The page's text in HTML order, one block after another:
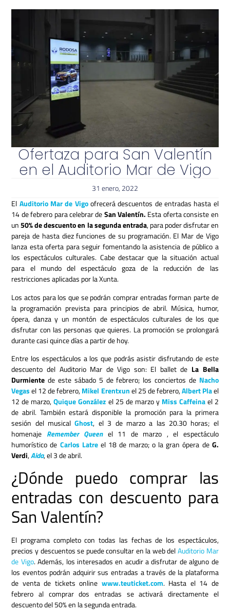
Ofertaza para San Valentín
en el Auditorio Mar de Vigo
31 enero, 2022
El Auditorio Mar de Vigoofrecerá descuentos de entradas hasta el
14 de febrero para celebrar deSan Valentín. Esta oferta consiste en
un50% de descuento en la segunda entrada, para poder disfrutar en
pareja de hasta diez funciones de su programación. El Mar de Vigo
lanza esta oferta para seguir fomentando la asistencia de público a
los espectáculos culturales. Cabe destacar que la situación actual
para el mundo del espectáculo goza de la reducción de las
restricciones aplicadas por la Xunta.
Los actos para los que se podrán comprar entradas forman parte de
la programación prevista para principios de abril. Música, humor,
ópera, danza y un montón de espectáculos culturales de los que
disfrutar con las personas que quieres. La promoción se prolongará
durante casi quince días a partir de hoy.
Entre los espectáculos a los que podrás asistir disfrutando de este
descuento del Auditorio Mar de Vigo son: El ballet de La Bella
Durmiente de este sábado 5 de febrero; los conciertos de Nacho
Vegasel 12 de febrero,Mikel Erentxunel 25 de febrero,Albert Plael
12 de marzo,Quique González el 25 de marzo y Miss Caffeinael 2
de abril. También estará disponible la promoción para la primera
sesión del musicalGhost, el 3 de marzo a las 20.30 horas; el
homenaje Remember Queen el 11 de marzo , el espectáculo
humorístico de Carlos Latreel 18 de marzo; o la gran ópera de G.
Verdi,Aida, el 3 de abril.
¿Dónde puedo comprar las
entradas con descuento para
San Valentín?
El programa completo con todas las fechas de los espectáculos,
precios y descuentos se puede consultar en la web delAuditorio Mar
de Vigo. Además, los interesados en acudir a disfrutar de alguno de
los eventos podrán adquirir sus entradas a través de la plataforma
de venta de tickets online www.teuticket.com. Hasta el 14 de
febrero al comprar dos entradas se activará directamente el
descuento del 50% en la segunda entrada.